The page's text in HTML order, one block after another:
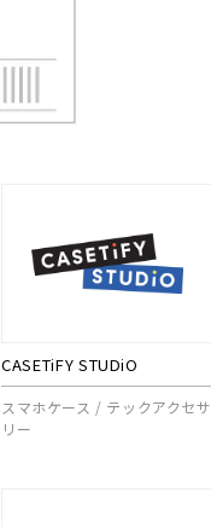
CASETiFY STUDiO
スマホケース / テックアクセサ
リー